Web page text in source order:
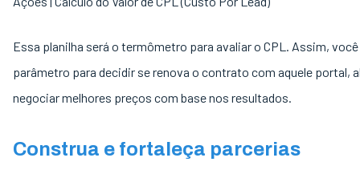
Essa planilha será o termômetro para avaliar o CPL. Assim,
parâmetro para decidir se renova o contrato com aquele portal,
negociar melhores preços com base nos resultados.
Construa e fortaleça parcerias